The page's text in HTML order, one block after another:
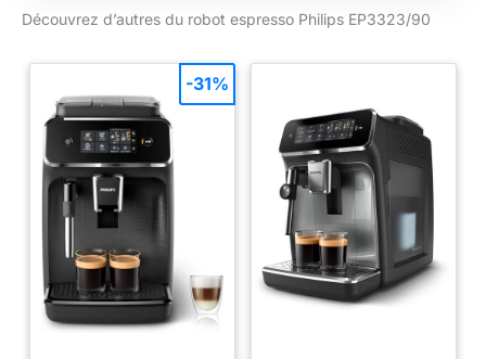
Découvrez d’autres du robot espresso Philips EP3323/90
-31%